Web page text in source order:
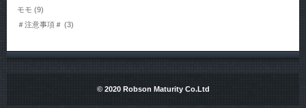
モモ (9)
＃注意事項＃ (3)
© 2020 Robson Maturity Co.Ltd